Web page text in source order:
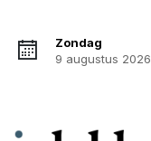
Zondag
9 augustus 2026